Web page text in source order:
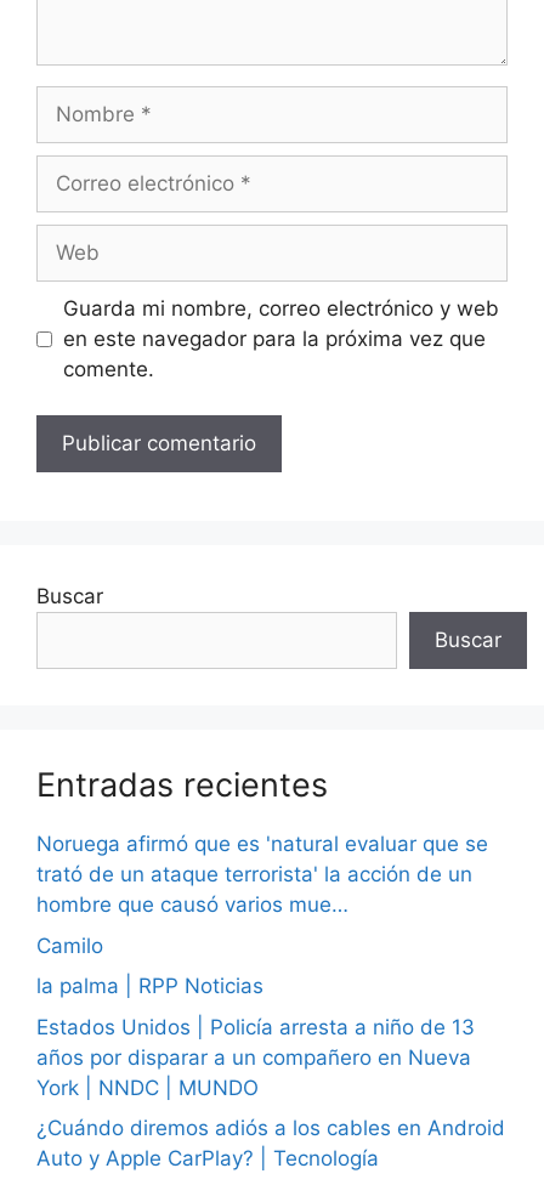
electrónico
Guarda mi nombre, correo electrónico y web
en este navegador para la próxima vez que
comente.
Buscar
Buscar
Entradas recientes
Noruega afirmó que es 'natural evaluar que se
trató de un ataque terrorista' la acción de un
hombre que causó varios mue…
Camilo
la palma | RPP Noticias
Estados Unidos | Policía arresta a niño de 13
años por disparar a un compañero en Nueva
York | NNDC | MUNDO
¿Cuándo diremos adiós a los cables en Android
Auto y Apple CarPlay? | Tecnología